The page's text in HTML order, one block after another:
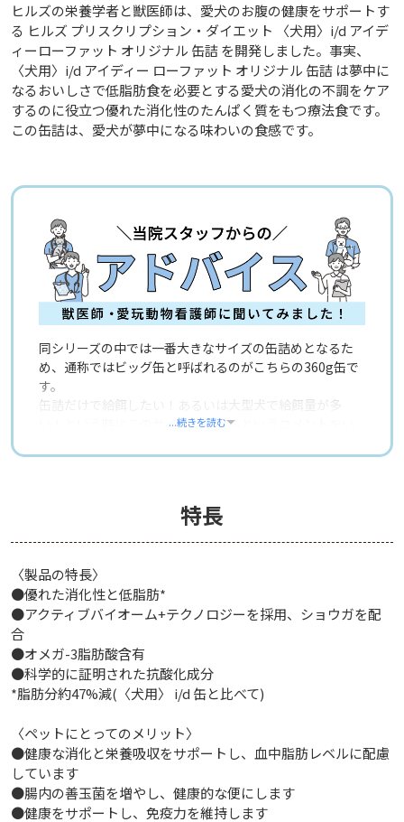
ヒルズの栄養学者と獣医師は、愛犬のお腹の健康をサポートす
る ヒルズ プリスクリプション・ダイエット 〈犬用〉i/d アイデ
ィーローファット オリジナル 缶詰 を開発しました。事実、
〈犬用〉i/d アイディー ローファット オリジナル 缶詰 は夢中に
なるおいしさで低脂肪食を必要とする愛犬の消化の不調をケア
するのに役立つ優れた消化性のたんぱく質をもつ療法食です。
この缶詰は、愛犬が夢中になる味わいの食感です。
同シリーズの中では一番大きなサイズの缶詰めとなるた
め、通称ではビッグ缶と呼ばれるのがこちらの360g缶で
す。
缶詰だけで給餌したい！あるいは大型犬で給餌量が多
い！という時にこのサイズは助かるというコメントをい
胃腸の過敏性や慢性下痢、膵炎といった疾患のワンちゃ
んに適しています。
康をサポートします。
また、好き嫌いの強めなワンちゃんや食欲不振のワンち
ゃんにもおすすめです。
この療法食の魅力の一つは、チキンの美味しい風味で
す。愛犬の食欲を刺激し、食事を楽しむことで栄養を摂
取しやすくなります。
ミン、ミネラル、タンパク質が含まれています。
低脂肪ながらも必要な栄養をしっかり摂れるため、健康
な体重管理をすることができます。
獣医師 松波 登記臣
...続きを読む
特長
〈製品の特長〉
●優れた消化性と低脂肪*
●アクティブバイオーム+テクノロジーを採用、ショウガを配
合
●オメガ-3脂肪酸含有
●科学的に証明された抗酸化成分
*脂肪分約47%減(〈犬用〉 i/d 缶と比べて)
〈ペットにとってのメリット〉
●健康な消化と栄養吸収をサポートし、血中脂肪レベルに配慮
しています
●腸内の善玉菌を増やし、健康的な便にします
●健康をサポートし、免疫力を維持します